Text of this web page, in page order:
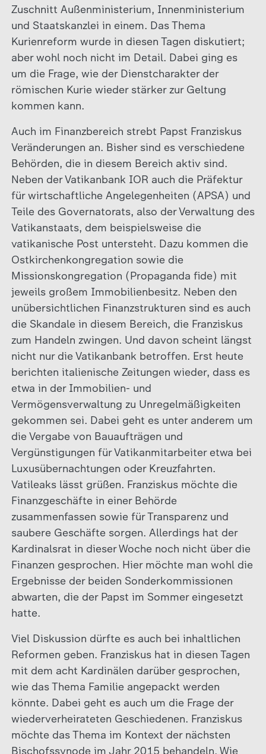
Zuschnitt Außenministerium, Innenministerium
und Staatskanzlei in einem. Das Thema
Kurienreform wurde in diesen Tagen diskutiert;
aber wohl noch nicht im Detail. Dabei ging es
um die Frage, wie der Dienstcharakter der
römischen Kurie wieder stärker zur Geltung
kommen kann.
Auch im Finanzbereich strebt Papst Franziskus
Veränderungen an. Bisher sind es verschiedene
Behörden, die in diesem Bereich aktiv sind.
Neben der Vatikanbank IOR auch die Präfektur
für wirtschaftliche Angelegenheiten (APSA) und
Teile des Governatorats, also der Verwaltung des
Vatikanstaats, dem beispielsweise die
vatikanische Post untersteht. Dazu kommen die
Ostkirchenkongregation sowie die
Missionskongregation (Propaganda fide) mit
jeweils großem Immobilienbesitz. Neben den
unübersichtlichen Finanzstrukturen sind es auch
die Skandale in diesem Bereich, die Franziskus
zum Handeln zwingen. Und davon scheint längst
nicht nur die Vatikanbank betroffen. Erst heute
berichten italienische Zeitungen wieder, dass es
etwa in der Immobilien- und
Vermögensverwaltung zu Unregelmäßigkeiten
gekommen sei. Dabei geht es unter anderem um
die Vergabe von Bauaufträgen und
Vergünstigungen für Vatikanmitarbeiter etwa bei
Luxusübernachtungen oder Kreuzfahrten.
Vatileaks lässt grüßen. Franziskus möchte die
Finanzgeschäfte in einer Behörde
zusammenfassen sowie für Transparenz und
saubere Geschäfte sorgen. Allerdings hat der
Kardinalsrat in dieser Woche noch nicht über die
Finanzen gesprochen. Hier möchte man wohl die
Ergebnisse der beiden Sonderkommissionen
abwarten, die der Papst im Sommer eingesetzt
hatte.
Viel Diskussion dürfte es auch bei inhaltlichen
Reformen geben. Franziskus hat in diesen Tagen
mit dem acht Kardinälen darüber gesprochen,
wie das Thema Familie angepackt werden
könnte. Dabei geht es auch um die Frage der
wiederverheirateten Geschiedenen. Franziskus
möchte das Thema im Kontext der nächsten
Bischofssynode im Jahr 2015 behandeln. Wie